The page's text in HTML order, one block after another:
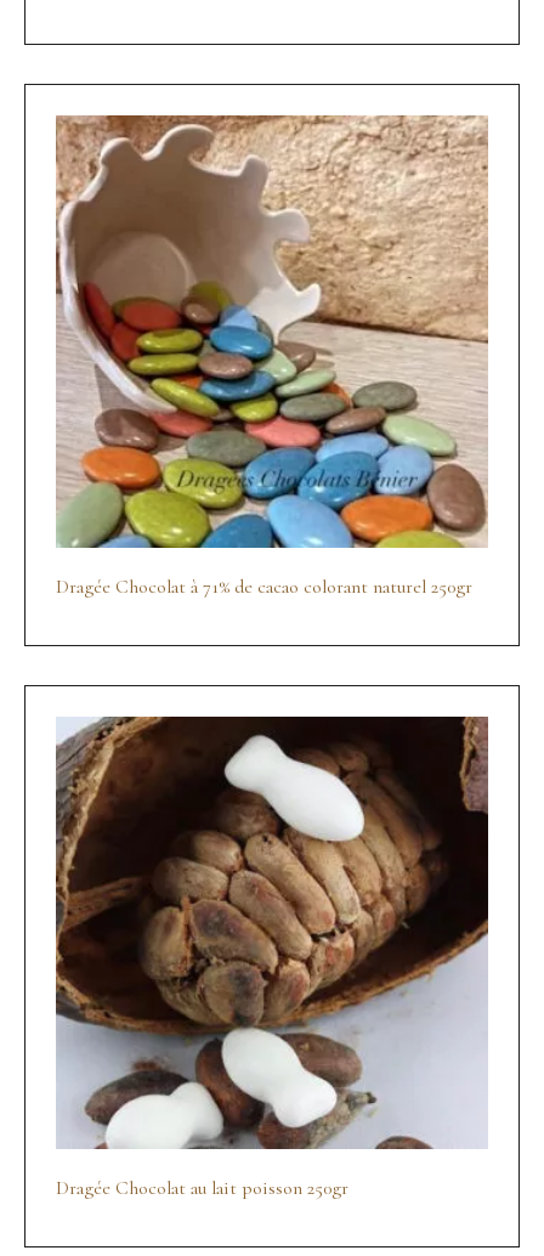
Dragée Chocolat à 71% de cacao colorant naturel 250gr
Dragée Chocolat au lait poisson 250gr